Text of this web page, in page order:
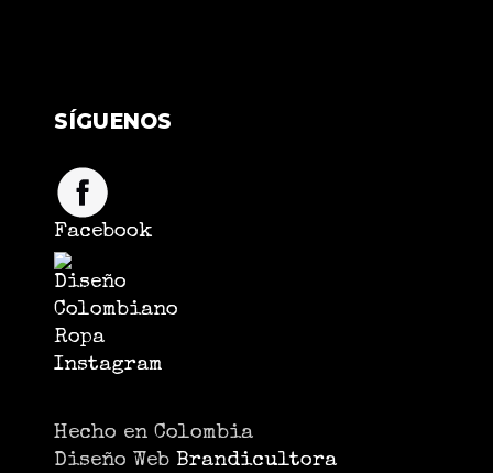
SÍGUENOS
Facebook
Instagram
Hecho en Colombia
Diseño Web Brandicultora